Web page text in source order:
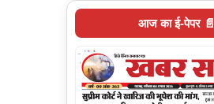
आज का ई-पेपर 📄